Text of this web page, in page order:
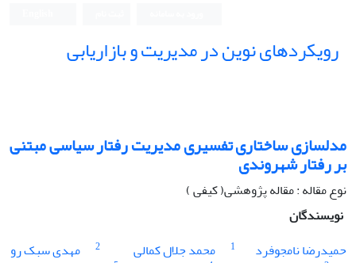
رویکردهای نوین در مدیریت و بازاریابی
مدلسازی ساختاری تفسیری مدیریت رفتار سیاسی مبتنی
بر رفتار شهروندی
نوع مقاله : مقاله پژوهشی( کیفی )
نویسندگان
حمیدرضا نامجوفرد
1 محمد جلال کمالی 2 مهدی سبک رو